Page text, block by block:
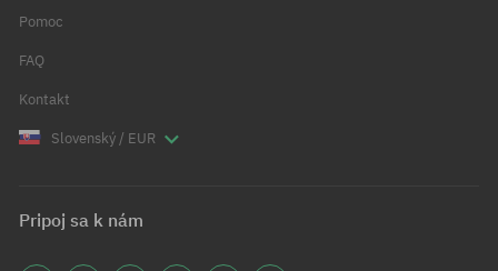
Pomoc
FAQ
Kontakt
Slovenský / EUR
Pripoj sa k nám